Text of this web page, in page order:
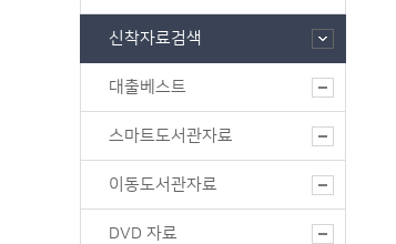
신착자료검색
대출베스트
스마트도서관자료
이동도서관자료
DVD 자료